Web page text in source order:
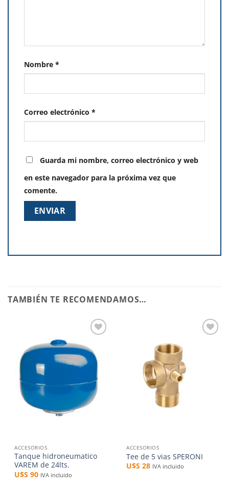
Nombre *
Correo electrónico *
Guarda mi nombre, correo electrónico y web
en este navegador para la próxima vez que
comente.
TAMBIÉN TE RECOMENDAMOS…
a la
lista de
deseos
ACCESORIOS
Tanque hidroneumatico
VAREM de 24lts.
U$S90 IVA incluido
ACCESORIOS
Tee de 5 vias SPERONI
U$S28 IVA incluido